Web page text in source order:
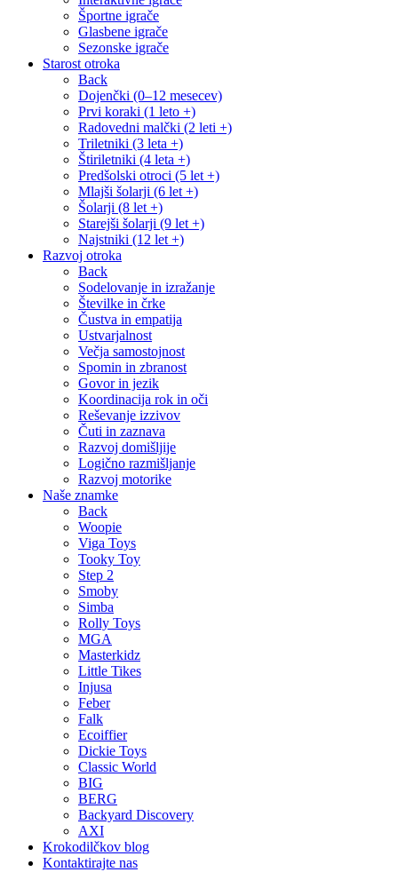
Športne igrače
Glasbene igrače
Sezonske igrače
Starost otroka
Back
Dojenčki (0–12 mesecev)
Prvi koraki (1 leto +)
Radovedni malčki (2 leti +)
Triletniki (3 leta +)
Štiriletniki (4 leta +)
Predšolski otroci (5 let +)
Mlajši šolarji (6 let +)
Šolarji (8 let +)
Starejši šolarji (9 let +)
Najstniki (12 let +)
Razvoj otroka
Back
Sodelovanje in izražanje
Številke in črke
Čustva in empatija
Ustvarjalnost
Večja samostojnost
Spomin in zbranost
Govor in jezik
Koordinacija rok in oči
Reševanje izzivov
Čuti in zaznava
Razvoj domišljije
Logično razmišljanje
Razvoj motorike
Naše znamke
Back
Woopie
Viga Toys
Tooky Toy
Step 2
Smoby
Simba
Rolly Toys
MGA
Masterkidz
Little Tikes
Injusa
Feber
Falk
Ecoiffier
Dickie Toys
Classic World
BIG
BERG
Backyard Discovery
AXI
Krokodilčkov blog
Kontaktirajte nas